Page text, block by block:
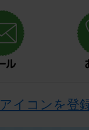
イコンを登